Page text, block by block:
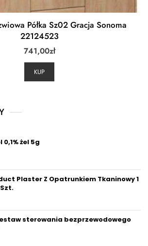
Półka Sz02 Gracja Sonoma
22124523
741,00zł
KUP
żel 5g
Plaster Z Opatrunkiem Tkaninowy 1
sterowania bezprzewodowego